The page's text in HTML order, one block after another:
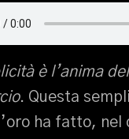
è l’anima del
. Questa
ha fatto, nel